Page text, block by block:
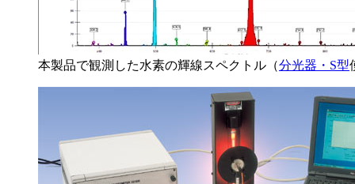
本製品で観測した水素の輝線スペクトル（分光器・S型